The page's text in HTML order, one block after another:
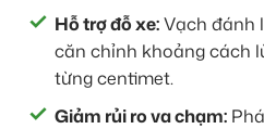
Hỗ trợ đỗ xe:Vạch đánh
căn chỉnh khoảng cách
từng centimet.
Giảm rủi ro va chạm: